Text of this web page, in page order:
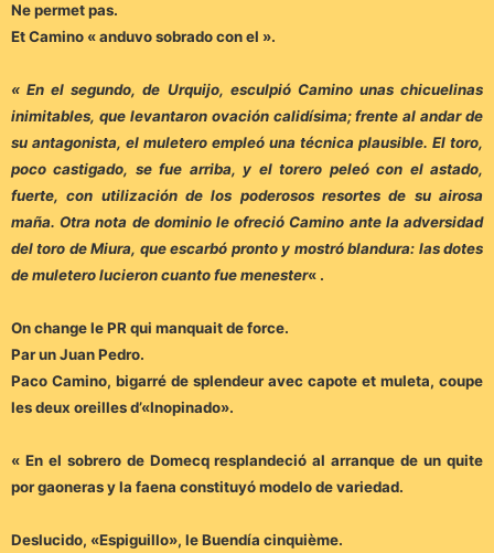
Ne permet pas.
Et Camino « anduvo sobrado con el ».
« En el segundo, de Urquijo, esculpió Camino unas chicuelinas
inimitables, que levantaron ovación calidísima; frente al andar de
su antagonista, el muletero empleó una técnica plausible. El toro,
poco castigado, se fue arriba, y el torero peleó con el astado,
fuerte, con utilización de los poderosos resortes de su airosa
maña. Otra nota de dominio le ofreció Camino ante la adversidad
del toro de Miura, que escarbó pronto y mostró blandura: las dotes
de muletero lucieron cuanto fue menester« .
On change le PR qui manquait de force.
Par un Juan Pedro.
Paco Camino, bigarré de splendeur avec capote et muleta, coupe
les deux oreilles d’«Inopinado».
« En el sobrero de Domecq resplandeció al arranque de un quite
por gaoneras y la faena constituyó modelo de variedad.
Deslucido, «Espiguillo», le Buendía cinquième.